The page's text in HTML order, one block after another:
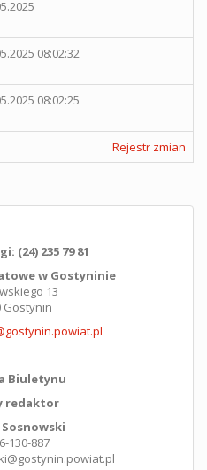
08:02:32
08:02:25
Rejestr zmian
(24) 235 79 81
w Gostyninie
13
Gostynin
Biuletynu
redaktor
130-887